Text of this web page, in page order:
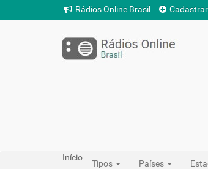
Rádios Online Brasil
Início
Tipos Países